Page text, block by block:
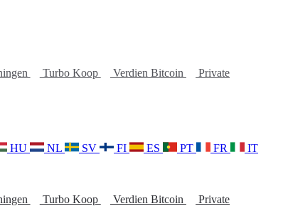
Turbo Koop Verdien Bitcoin
Private
HU NL SV FI ES PT FR
IT
Turbo Koop Verdien Bitcoin
Private